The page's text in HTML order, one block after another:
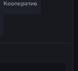
Кооператив